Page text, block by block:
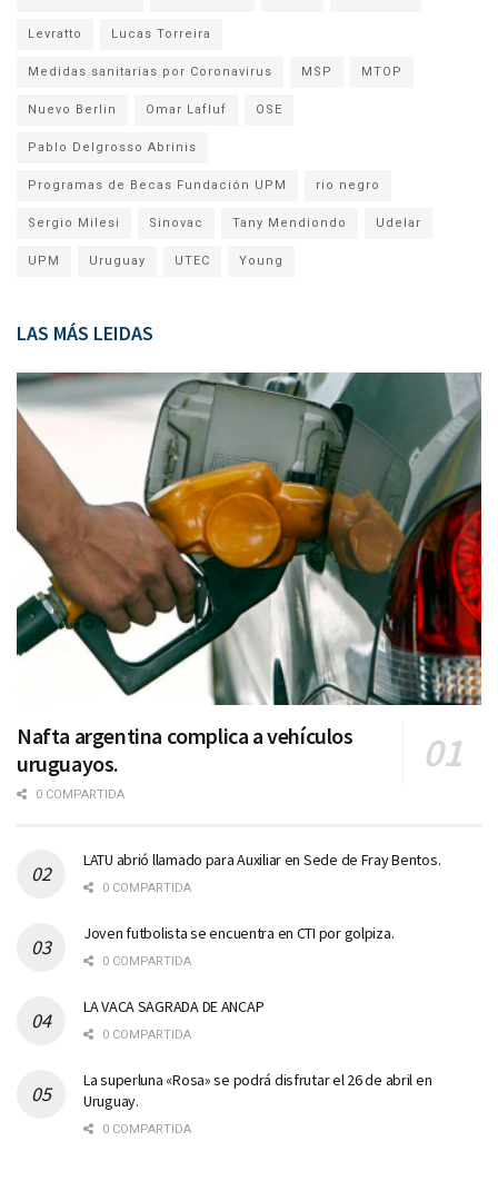
Levratto Lucas Torreira
Medidas sanitarias por Coronavirus MSP MTOP
Nuevo Berlin Omar Lafluf OSE
Pablo Delgrosso Abrinis
Programas de Becas Fundación UPM rio negro
Sergio Milesi Sinovac Tany Mendiondo Udelar
UPM Uruguay UTEC Young
LAS MÁS LEIDAS
Nafta argentina complica a vehículos
uruguayos.
0 COMPARTIDA
LATU abrió llamado para Auxiliar en Sede de Fray Bentos.
0 COMPARTIDA
Joven futbolista se encuentra en CTI por golpiza.
0 COMPARTIDA
LA VACA SAGRADA DE ANCAP
0 COMPARTIDA
La superluna «Rosa» se podrá disfrutar el 26 de abril en
Uruguay.
0 COMPARTIDA